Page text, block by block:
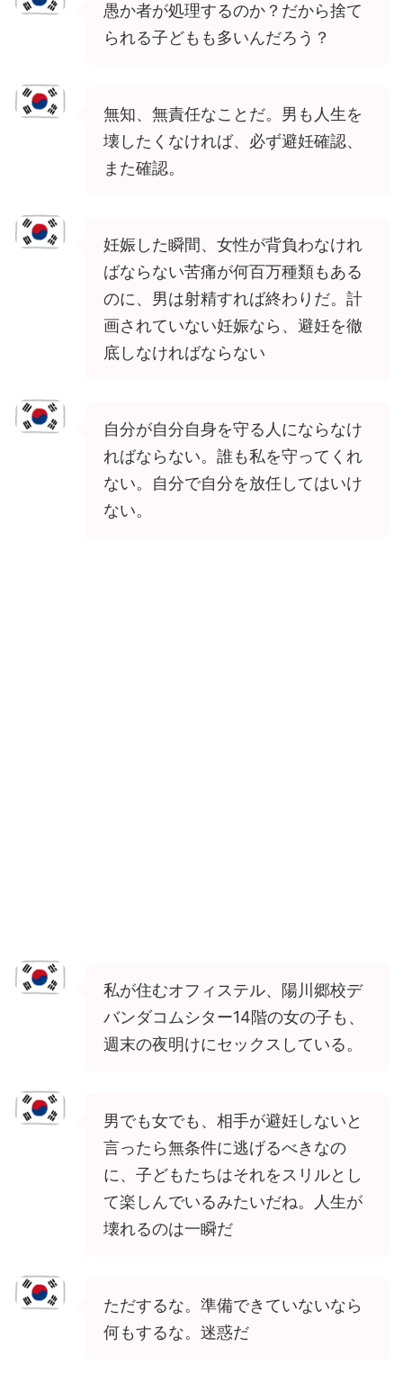
愚か者が処理するのか？だから捨て
られる子どもも多いんだろう？
無知、無責任なことだ。男も人生を
壊したくなければ、必ず避妊確認、
また確認。
妊娠した瞬間、女性が背負わなけれ
ばならない苦痛が何百万種類もある
のに、男は射精すれば終わりだ。計
画されていない妊娠なら、避妊を徹
底しなければならない
自分が自分自身を守る人にならなけ
ればならない。誰も私を守ってくれ
ない。自分で自分を放任してはいけ
ない。
私が住むオフィステル、陽川郷校デ
バンダコムシター14階の女の子も、
週末の夜明けにセックスしている。
男でも女でも、相手が避妊しないと
言ったら無条件に逃げるべきなの
に、子どもたちはそれをスリルとし
て楽しんでいるみたいだね。人生が
壊れるのは一瞬だ
ただするな。準備できていないなら
何もするな。迷惑だ